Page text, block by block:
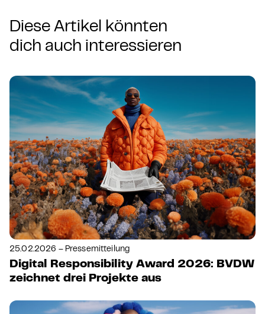
Diese Artikel könnten
dich auch interessieren
25.02.2026 – Pressemitteilung
Digital Responsibility Award 2026: BVDW
zeichnet drei Projekte aus